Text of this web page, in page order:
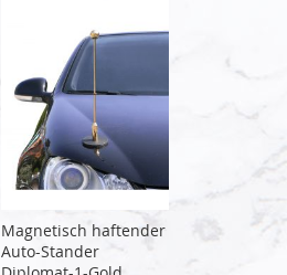
Magnetisch haftender
Auto-Stander